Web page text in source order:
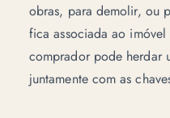
obras, para demolir, ou
fica associada ao imóvel
comprador pode herdar
juntamente com as